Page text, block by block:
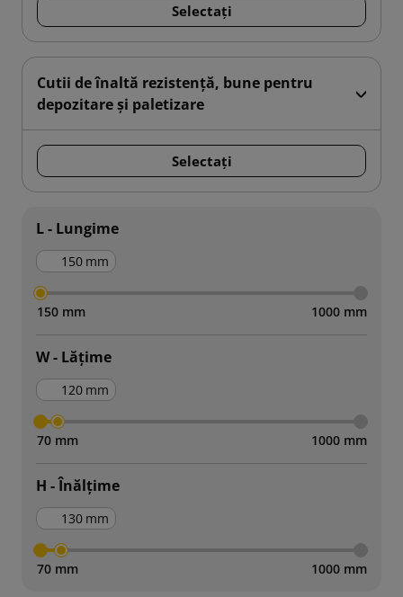
Selectați
Cutii de înaltă rezistență, bune pentru
depozitare și paletizare
Selectați
L - Lungime
mm
150 mm 1000 mm
W - Lățime
mm
70 mm 1000 mm
H - Înălțime
mm
70 mm 1000 mm